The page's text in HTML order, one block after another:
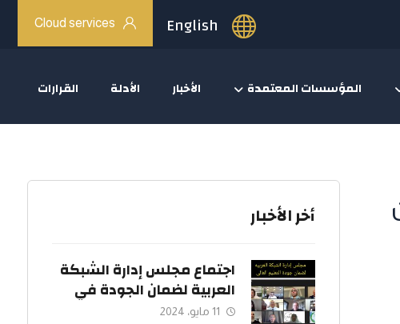
Cloud services English
المؤسسات المعتمدة الأخبار الأدلة القرارات
أخر الأخبار
اجتماع مجلس إدارة الشبكة
العربية لضمان الجودة في
التعليم العالي.
11 مايو، 2024